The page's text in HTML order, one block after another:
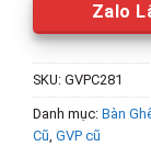
Zalo
SKU: GVPC281
Danh mục: Bàn
Cũ, GVP cũ